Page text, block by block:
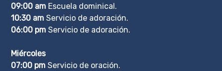
09:00 am Escuela dominical.
10:30 am Servicio de adoración.
06:00 pm Servicio de adoración.
Miércoles
07:00 pm Servicio de oración.